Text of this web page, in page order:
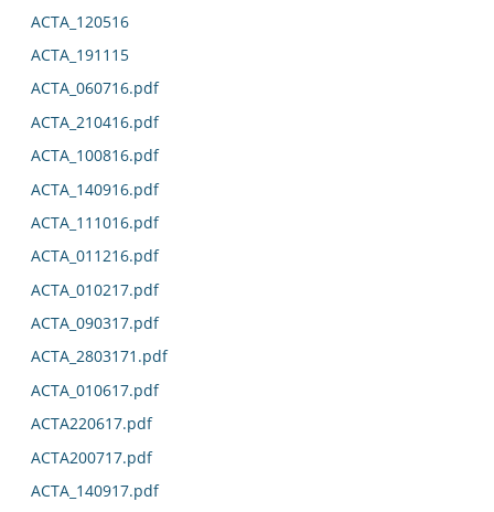
ACTA_120516
ACTA_191115
ACTA_060716.pdf
ACTA_210416.pdf
ACTA_100816.pdf
ACTA_140916.pdf
ACTA_111016.pdf
ACTA_011216.pdf
ACTA_010217.pdf
ACTA_090317.pdf
ACTA_2803171.pdf
ACTA_010617.pdf
ACTA220617.pdf
ACTA200717.pdf
ACTA_140917.pdf